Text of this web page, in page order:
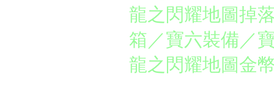
龍之閃耀地圖掉
箱／寶六裝備／
龍之閃耀地圖金